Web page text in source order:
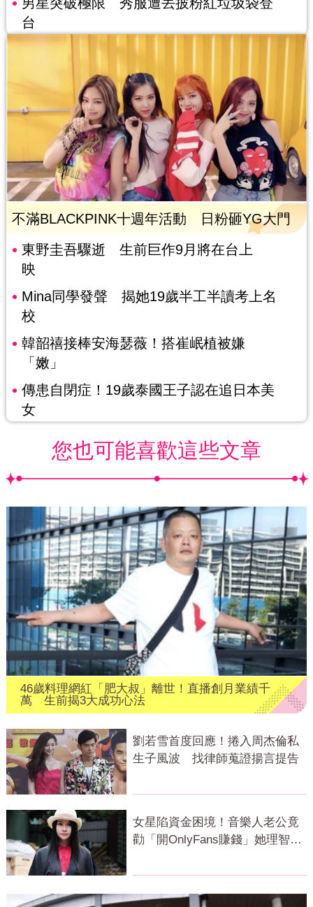
台
不滿BLACKPINK十週年活動 日粉砸YG大門
東野圭吾驟逝 生前巨作9月將在台上
映
Mina同學發聲 揭她19歲半工半讀考上名
校
韓韶禧接棒安海瑟薇！搭崔岷植被嫌
「嫩」
傳患自閉症！19歲泰國王子認在追日本美
女
您也可能喜歡這些文章
46歲料理網紅「肥大叔」離世！直播創月業績千
萬 生前揭3大成功心法
劉若雪首度回應！捲入周杰倫私
生子風波 找律師蒐證揚言提告
女星陷資金困境！音樂人老公竟
勸「開OnlyFans賺錢」她理智線